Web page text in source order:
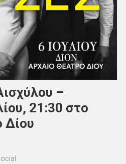
–
21:30 στο
Δίου